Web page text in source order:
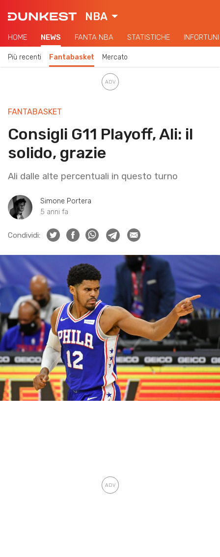
NBA
HOME NEWS FANTA NBA STATISTICHE INFORTUNI
Più recenti Fantabasket Mercato
FANTABASKET
Consigli G11 Playoff, Ali: il
solido, grazie
Ali dalle alte percentuali in questo turno
Simone Portera
5 anni fa
Condividi: